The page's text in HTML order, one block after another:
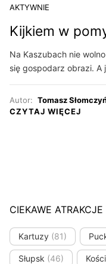
AKTYWNIE
Kijkiem w
Na Kaszubach nie
się gospodarz obrazi. A
Autor: Tomasz
CZYTAJ WIĘCEJ
CIEKAWE
Kartuzy (81)
Słupsk (46)